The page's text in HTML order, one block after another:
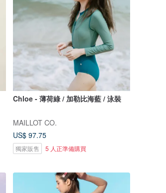
Chloe - 薄荷綠 / 加勒比海藍 / 泳裝
MAILLOT CO.
US$ 97.75
獨家販售 5 人正準備購買